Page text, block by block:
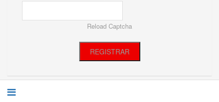
Reload Captcha
REGISTRAR